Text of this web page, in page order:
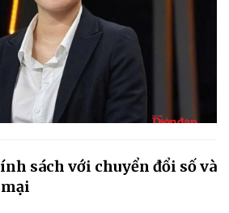
sách với chuyển đổi số và